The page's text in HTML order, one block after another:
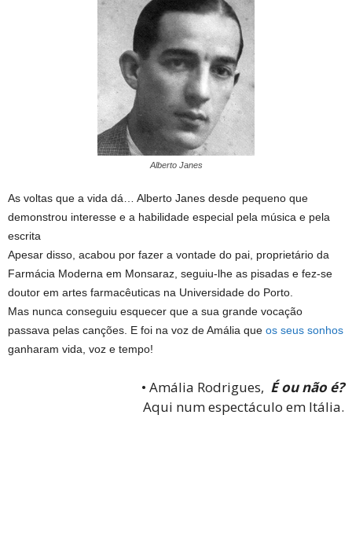
Alberto Janes
As voltas que a vida dá… Alberto Janes desde pequeno que
demonstrou interesse e a habilidade especial pela música e pela
escrita
Apesar disso, acabou por fazer a vontade do pai, proprietário da
Farmácia Moderna em Monsaraz, seguiu-lhe as pisadas e fez-se
doutor em artes farmacêuticas na Universidade do Porto.
Mas nunca conseguiu esquecer que a sua grande vocação
passava pelas canções. E foi na voz de Amália que os seus sonhos
ganharam vida, voz e tempo!
• Amália Rodrigues, É ou não é?
Aqui num espectáculo em Itália.